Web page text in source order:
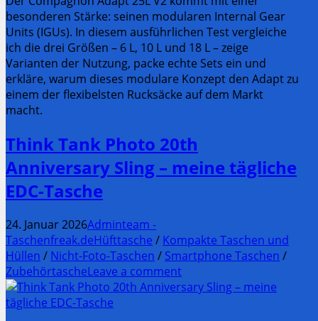
besonderen Stärke: seinen modularen Internal Gear
Units (IGUs). In diesem ausführlichen Test vergleiche
ich die drei Größen – 6 L, 10 L und 18 L – zeige
Varianten der Nutzung, packe echte Sets ein und
erkläre, warum dieses modulare Konzept den Adapt zu
einem der flexibelsten Rucksäcke auf dem Markt
macht.
Think Tank Photo 20th
Anniversary Sling – meine tägliche
EDC-Tasche
24. Januar 2026Adminteam -
Taschenfreak.deHüfttasche / Kompakte Taschen und
Hüllen / Nicht-Foto-Taschen / Smartphone Taschen /
ZubehörtascheLeave a comment